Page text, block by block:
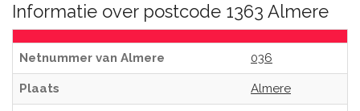
Informatie over postcode 1363 Almere
Netnummer van Almere 036
Plaats Almere